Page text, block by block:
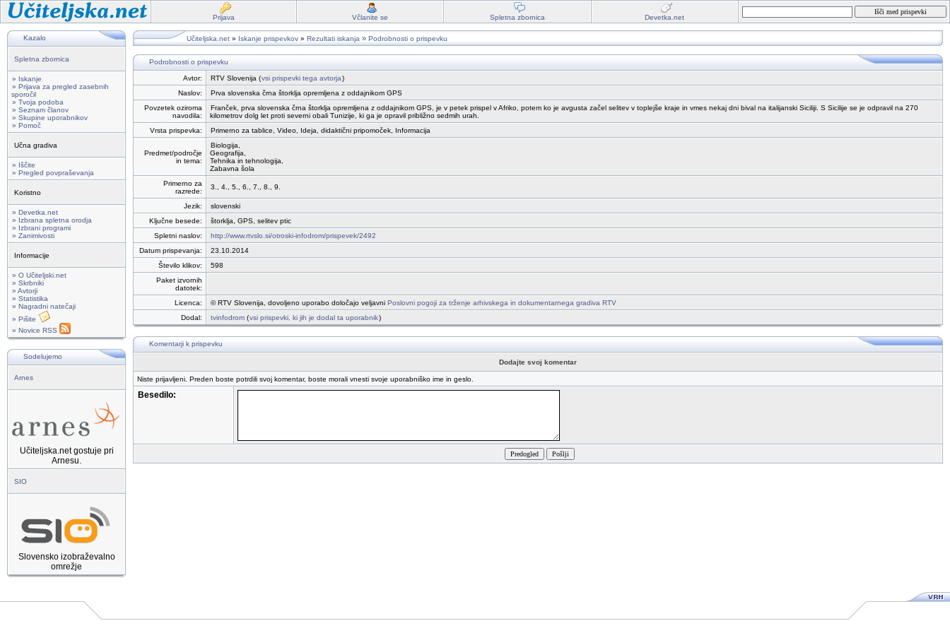
Prijava Včlanite se Spletna zbornica Devetka.net
Kazalo
Spletna zbornica
» Iskanje
» Prijava za pregled zasebnih
sporočil
» Tvoja podoba
» Seznam članov
» Skupine uporabnikov
» Pomoč
Učna gradiva
» Iščite
» Pregled povpraševanja
Koristno
» Devetka.net
» Izbrana spletna orodja
» Izbrani programi
» Zanimivosti
Informacije
» O Učiteljski.net
» Skrbniki
» Avtorji
» Statistika
» Nagradni natečaji
» Pišite
» Novice RSS
Sodelujemo
Arnes
Učiteljska.net gostuje pri
Arnesu.
SIO
Slovensko izobraževalno
omrežje
Učiteljska.net » Iskanje prispevkov » Rezultati iskanja » Podrobnosti o prispevku
Podrobnosti o prispevku
Avtor: RTV Slovenija (vsi prispevki tega avtorja)
Naslov:
Prva slovenska črna štorklja opremljena z oddajnikom GPS
Povzetek oziroma
navodila:
Franček, prva slovenska črna štorklja opremljena z oddajnikom GPS, je v petek prispel v Afriko, potem ko je avgusta začel selitev v toplejše kraje in vmes nekaj dni bival na italijanski Siciliji. S Sicilije se je odpravil na 270
kilometrov dolg let proti severni obali Tunizije, ki ga je opravil približno sedmih urah.
Vrsta prispevka:
Primerno za tablice, Video, Ideja, didaktični pripomoček, Informacija
Predmet/področje
in tema:
Biologija,
Geografija,
Tehnika in tehnologija,
Zabavna šola
Primerno za
razrede:
3., 4., 5., 6., 7., 8., 9.
Jezik:
slovenski
Ključne besede:
štorklja, GPS, selitev ptic
Spletni naslov:
http://www.rtvslo.si/otroski-infodrom/prispevek/2492
Datum prispevanja:
23.10.2014
Število klikov:
598
Paket izvornih
datotek:
Licenca:
© RTV Slovenija, dovoljeno uporabo določajo veljavni Poslovni pogoji za trženje arhivskega in dokumentarnega gradiva RTV
Dodal:
tvinfodrom (vsi prispevki, ki jih je dodal ta uporabnik)
Komentarji k prispevku
Dodajte svoj komentar
Niste prijavljeni. Preden boste potrdili svoj komentar, boste morali vnesti svoje uporabniško ime in geslo.
Besedilo: